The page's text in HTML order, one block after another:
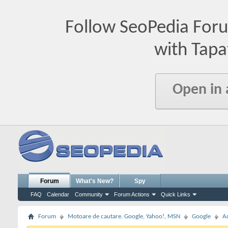
Follow SeoPedia
with
Open in
Forum
FAQ Calendar Community Forum Actions Quick Links
What's New? Spy
Forum Motoare de cautare. Google, Yahoo!, MSN Google